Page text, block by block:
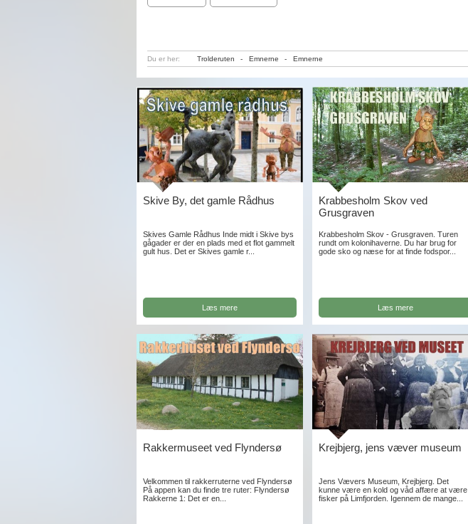
Du er her: Trolderuten - Emnerne - Emnerne
Skive By, det gamle Rådhus
Skives Gamle Rådhus Inde midt i Skive bys
gågader er der en plads med et flot gammelt
gult hus. Det er Skives gamle r...
Læs mere
Krabbesholm Skov ved
Grusgraven
Krabbesholm Skov - Grusgraven. Turen
rundt om kolonihaverne. Du har brug for
gode sko og næse for at finde fodspor...
Læs mere
Rakkermuseet ved Flyndersø
Velkommen til rakkerruterne ved Flyndersø
På appen kan du finde tre ruter: Flyndersø
Rakkerne 1: Det er en...
Krejbjerg, jens væver museum
Jens Vævers Museum, Krejbjerg. Det
kunne være en kold og våd affære at være
fisker på Limfjorden. Igennem de mange...